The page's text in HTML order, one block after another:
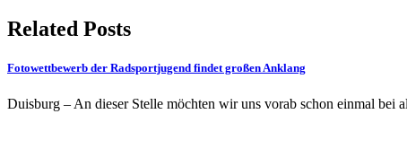
Related Posts
Fotowettbewerb der Radsportjugend findet großen Anklang
Duisburg – An dieser Stelle möchten wir uns vorab schon einmal